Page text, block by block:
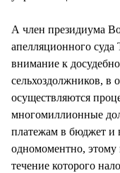
А член президиума
апелляционного
внимание к
сельхоздолжников, в
осуществляются
многомиллионные
платежам в бюджет и
одномоментно, этому
течение которого